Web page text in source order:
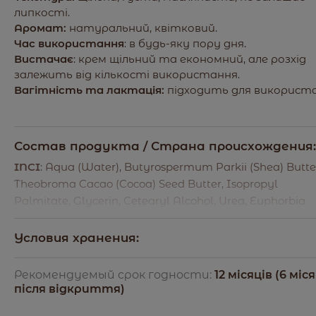
липкості.
Аромат: натуральний, квітковий.
Час використання: в будь-яку пору дня.
Вистачає: крем щільний та економний, але розхід
залежить від кількості використання.
Вагітність та лактація: підходить для
Состав продукта / Страна
INCI: Aqua (Water), Butyrospermum Parkii (Shea)
Theobroma Cacao (Cocoa) Seed Butter, Isopropyl
Palmitate, Glycerin, Cetearyl Alcohol, Urea, Euphorbia
60, Pentylene Glycol, Allantoin, Sodium Lactate, Benzyl
Tocopheryl Acetate, Parfum (Fragrance).
Условия хранения:
та відносній вологості повітря від 55% до 70%,
уникаючи прямого потрапляння сонячних променів.
Рекомендуемый срок годности: 12 місяців (6
після відкриття)